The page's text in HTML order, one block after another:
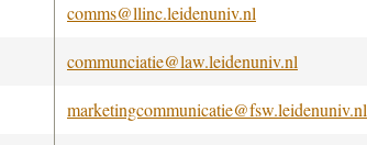
comms@llinc.leidenuniv.nl
communciatie@law.leidenuniv.nl
marketingcommunicatie@fsw.leidenuniv.nl